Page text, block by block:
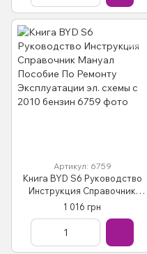
Артикул: 6759
Книга BYD S6 Руководство
Инструкция Справочник
Мануал Пособие По Ремонту
Эксплуатации эл. схемы с
2010 бензин
1 016 грн